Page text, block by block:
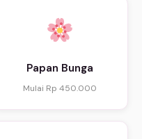
Papan Bunga
Mulai Rp 450.000